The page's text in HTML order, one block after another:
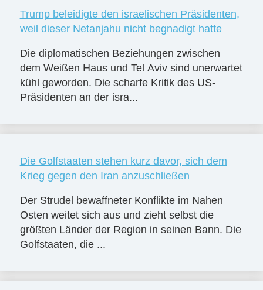
Trump beleidigte den israelischen Präsidenten,
weil dieser Netanjahu nicht begnadigt hatte
Die diplomatischen Beziehungen zwischen
dem Weißen Haus und Tel Aviv sind unerwartet
kühl geworden. Die scharfe Kritik des US-
Präsidenten an der isra...
Die Golfstaaten stehen kurz davor, sich dem
Krieg gegen den Iran anzuschließen
Der Strudel bewaffneter Konflikte im Nahen
Osten weitet sich aus und zieht selbst die
größten Länder der Region in seinen Bann. Die
Golfstaaten, die ...